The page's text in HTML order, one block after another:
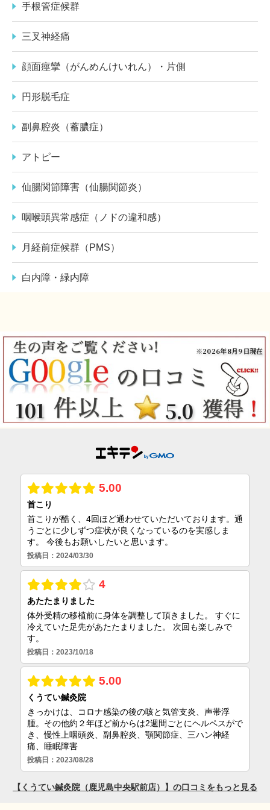
手根管症候群
三叉神経痛
顔面痙攣（がんめんけいれん）・片側
円形脱毛症
副鼻腔炎（蓄膿症）
アトピー
仙腸関節障害（仙腸関節炎）
咽喉頭異常感症（ノドの違和感）
月経前症候群（PMS）
白内障・緑内障
※2026年8月9日現在
101 5.0